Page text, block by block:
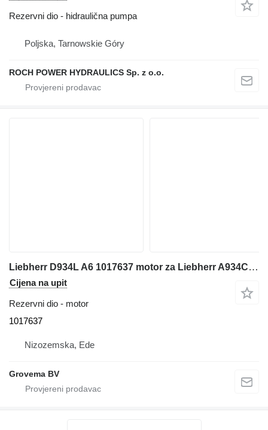
Rezervni dio - hidraulična pumpa
Poljska, Tarnowskie Góry
ROCH POWER HYDRAULICS Sp. z o.o.
Liebherr D934L A6 1017637 motor za Liebherr A934C Li EDC / A934C Li / A934C HD LITRONIC bagera
Cijena na upit
Rezervni dio - motor
1017637
Nizozemska, Ede
Grovema BV